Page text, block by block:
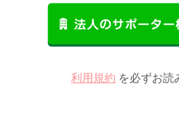
利用規約 を必ずお読